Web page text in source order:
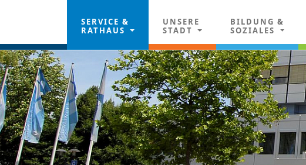
SERVICE &
RATHAUS
UNSERE
STADT
BILDUNG &
SOZIALES